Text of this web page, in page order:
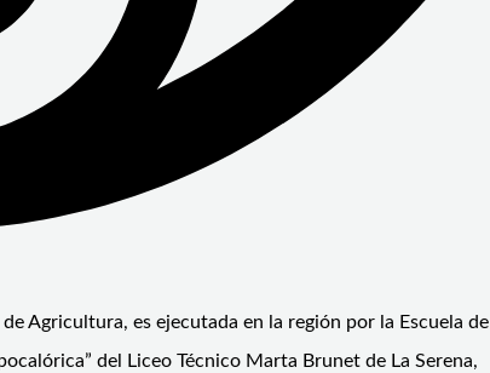
Agricultura, es ejecutada en la región por la Escuela de
del Liceo Técnico Marta Brunet de La Serena,